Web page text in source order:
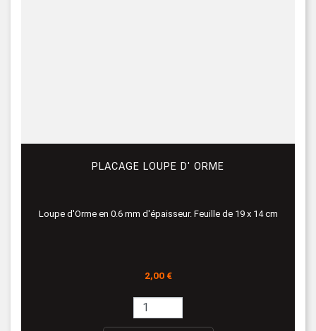
PLACAGE LOUPE D' ORME
Loupe d'Orme en 0.6 mm d'épaisseur. Feuille de 19 x 14 cm
Prix
2,00 €